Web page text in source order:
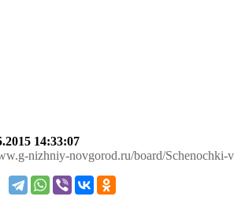
14:33:07
nizhniy-novgorod.ru/board/